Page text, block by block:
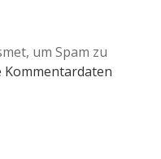
um Spam zu
Kommentardaten